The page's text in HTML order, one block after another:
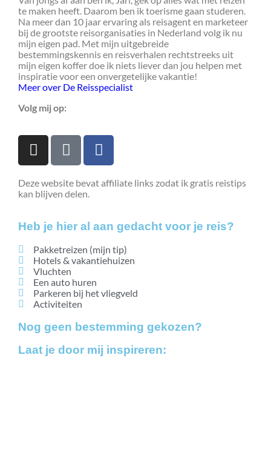
te maken heeft. Daarom ben ik toerisme gaan studeren.
Na meer dan 10 jaar ervaring als reisagent en marketeer
bij de grootste reisorganisaties in Nederland volg ik nu
mijn eigen pad. Met mijn uitgebreide
bestemmingskennis en reisverhalen rechtstreeks uit
mijn eigen koffer doe ik niets liever dan jou helpen met
inspiratie voor een onvergetelijke vakantie!
Meer over De Reisspecialist
Volg mij op:
Deze website bevat affiliate links zodat ik gratis reistips
kan blijven delen.
Heb je hier al aan gedacht voor je reis?
Pakketreizen (mijn tip)
Hotels & vakantiehuizen
Vluchten
Een auto huren
Parkeren bij het vliegveld
Activiteiten
Nog geen bestemming gekozen?
Laat je door mij inspireren: